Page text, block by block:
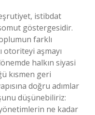
istibdat
göstergesidir.
farklı
otoriteyi aşmayı
halkın siyasi
kısmen geri
doğru adımlar
düşünebiliriz:
ne kadar